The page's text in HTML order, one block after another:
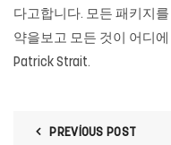
다고합니다. 모든 패키지
약을보고 모든 것이 어디에
Patrick Strait.
PREVIOUS POST